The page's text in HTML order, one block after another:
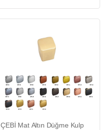
ÇEBİ Mat Altın Düğme Kulp